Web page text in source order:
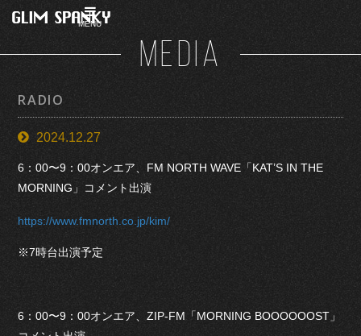
MENU
MEDIA
RADIO
2024.12.27
6：00〜9：00オンエア、FM NORTH WAVE「KAT’S IN THE
MORNING」コメント出演
https://www.fmnorth.co.jp/kim/
※7時台出演予定
6：00〜9：00オンエア、ZIP-FM「MORNING BOOOOOOST」